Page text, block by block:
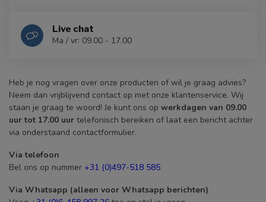
Live chat
Ma / vr: 09.00 - 17.00
Heb je nog vragen over onze producten of wil je graag advies?
Neem dan vrijblijvend contact op met onze klantenservice. Wij
staan je graag te woord! Je kunt ons op werkdagen van 09.00
uur tot 17.00 uur telefonisch bereiken of laat een bericht achter
via onderstaand contactformulier.
Via telefoon
Bel ons op nummer +31 (0)497-518 585
Via Whatsapp (alleen voor Whatsapp berichten)